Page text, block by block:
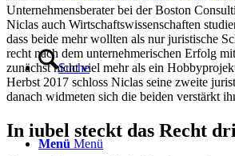
Suche
Menü Menü
Unternehmensberater bei der Boston
Niclas auch Wirtschaftswissenschaften
dass beide mehr wollten als nur juristische
recht nach dem unternehmerischen Erfolg
zunächst nicht viel mehr als ein
Herbst 2017 schloss Niclas seine zweite
danach widmeten sich die beiden verstärkt
In iubel steckt das Recht